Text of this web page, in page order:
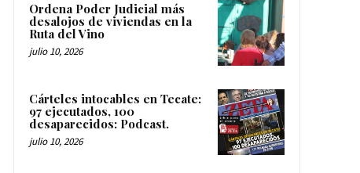
Ordena Poder Judicial más
desalojos de viviendas en la
Ruta del Vino
julio 10, 2026
Cárteles intocables en Tecate:
97 ejecutados, 100
desaparecidos: Podcast.
julio 10, 2026